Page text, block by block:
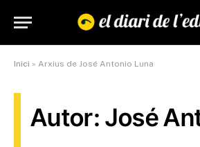
Inici » Arxius de José Antonio Luna
Autor: José